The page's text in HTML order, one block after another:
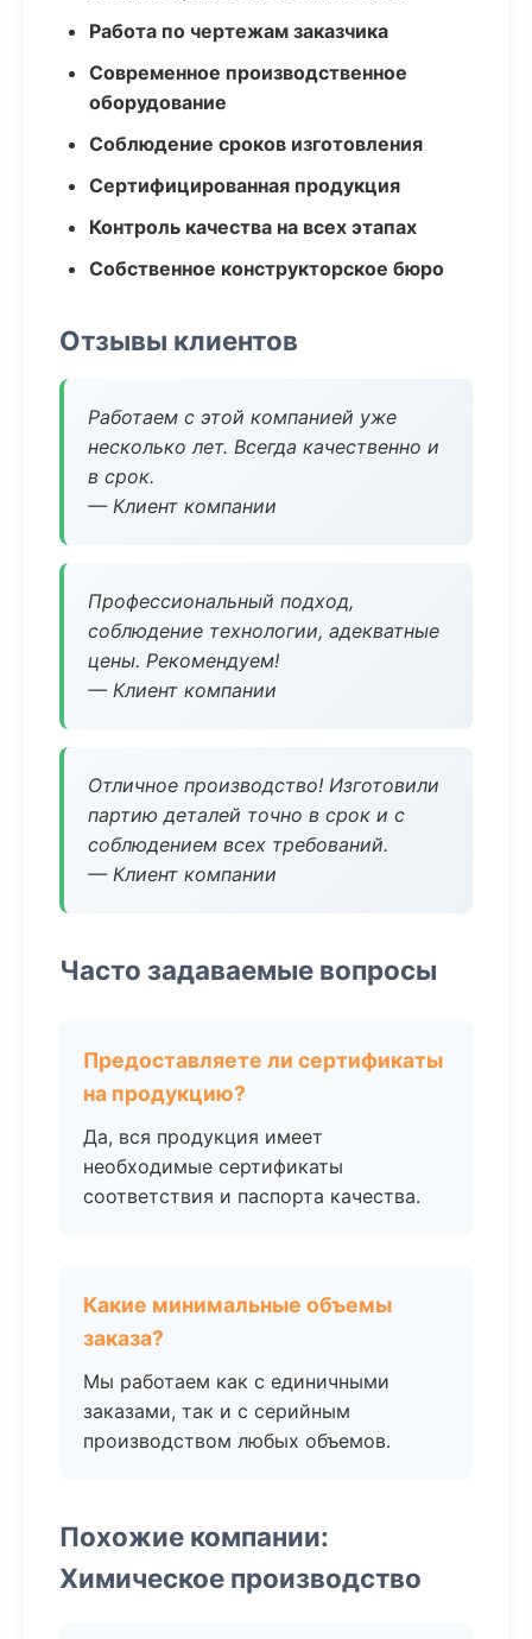
Работа по чертежам заказчика
Современное производственное
оборудование
Соблюдение сроков изготовления
Сертифицированная продукция
Контроль качества на всех этапах
Собственное конструкторское бюро
Отзывы клиентов
Работаем с этой компанией уже
несколько лет. Всегда качественно и
в срок.
— Клиент компании
Профессиональный подход,
соблюдение технологии, адекватные
цены. Рекомендуем!
— Клиент компании
Отличное производство! Изготовили
партию деталей точно в срок и с
соблюдением всех требований.
— Клиент компании
Часто задаваемые вопросы
Предоставляете ли сертификаты
на продукцию?
Да, вся продукция имеет
необходимые сертификаты
соответствия и паспорта качества.
Какие минимальные объемы
заказа?
Мы работаем как с единичными
заказами, так и с серийным
производством любых объемов.
Похожие компании:
Химическое производство